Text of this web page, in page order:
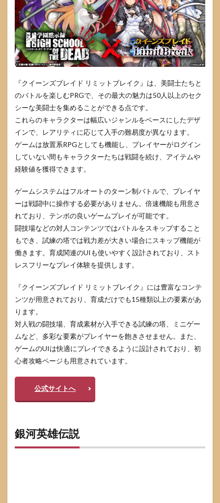
『クイーンズブレイド リミットブレイク』は、美闘士たちと
のバトルを楽しむPRGで、その最大の魅力は50人以上のセク
シーな美闘士を集めることができる点です。
これらのキャラクターは幅広いジャンルをベースにしたデザ
インで、レアリティに応じて入手の難易度が異なります。
ゲームは放置系RPGとしても機能し、プレイヤーがログイン
していない間もキャラクターたちは戦闘を続け、アイテムや
経験値を獲得できます。
ゲームシステムはフルオートのターン制バトルで、プレイヤ
ーは戦闘中に操作する必要がありません。倍速機能も用意さ
れており、テンポの良いゲームプレイが可能です。
闘技場などの対人コンテンツではバトルをスキップすること
もでき、試練の塔では戦力差が大きい場合にスキップ機能が
働きます。育成関連のUIも使いやすく設計されており、スト
レスフリーなプレイ体験を提供します。
『クイーンズブレイド リミットブレイク』には豊富なコンテ
ンツが用意されており、育成だけでも15種類以上の要素があ
ります。
対人戦の闘技場、育成素材が入手できる試練の塔、ミニゲー
ムなど、多彩な要素がプレイヤーを飽きさせません。また、
ゲームのUIは快適にプレイできるように設計されており、初
心者攻略ページも用意されています。
公式サイトへ
銀河英雄伝説